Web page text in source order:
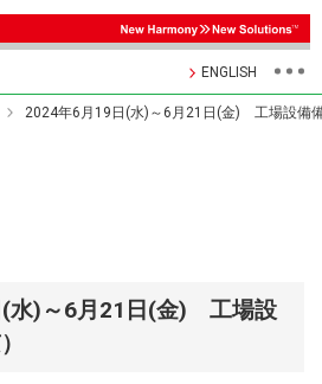
ENGLISH
2024年6月19日(水)～6月21日(金) 工場設備
(水)～6月21日(金) 工場設